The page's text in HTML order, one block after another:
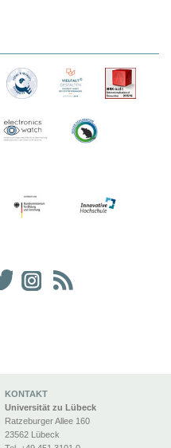
KONTAKT
Universität zu Lübeck
Ratzeburger Allee 160
23562 Lübeck